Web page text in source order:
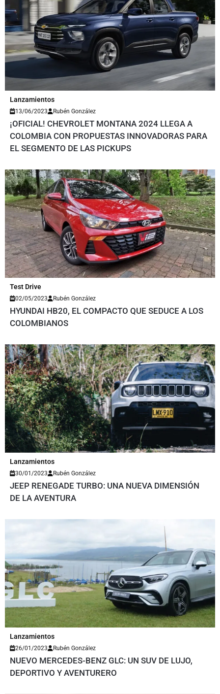
Lanzamientos
13/06/2023 Rubén González
¡OFICIAL! CHEVROLET MONTANA 2024 LLEGA A
COLOMBIA CON PROPUESTAS INNOVADORAS PARA
EL SEGMENTO DE LAS PICKUPS
Test Drive
02/05/2023 Rubén González
HYUNDAI HB20, EL COMPACTO QUE SEDUCE A LOS
COLOMBIANOS
Lanzamientos
30/01/2023 Rubén González
JEEP RENEGADE TURBO: UNA NUEVA DIMENSIÓN
DE LA AVENTURA
Lanzamientos
26/01/2023 Rubén González
NUEVO MERCEDES-BENZ GLC: UN SUV DE LUJO,
DEPORTIVO Y AVENTURERO